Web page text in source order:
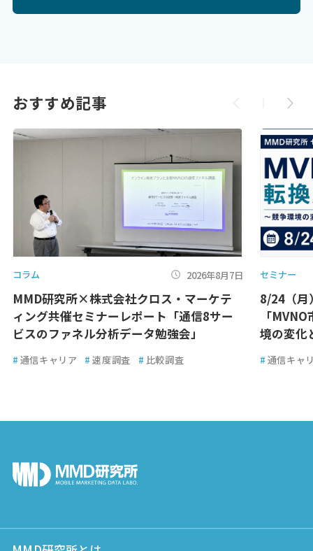
おすすめ記事
コラム 2026年8月7日
MMD研究所×株式会社クロス・マーケテ
ィング共催セミナーレポート「通信8サー
ビスのファネル分析データ勉強会」
# 通信キャリア # 速度調査 # 比較調査
セミナー
8/24（月
「
境の変化
# 通信キャ